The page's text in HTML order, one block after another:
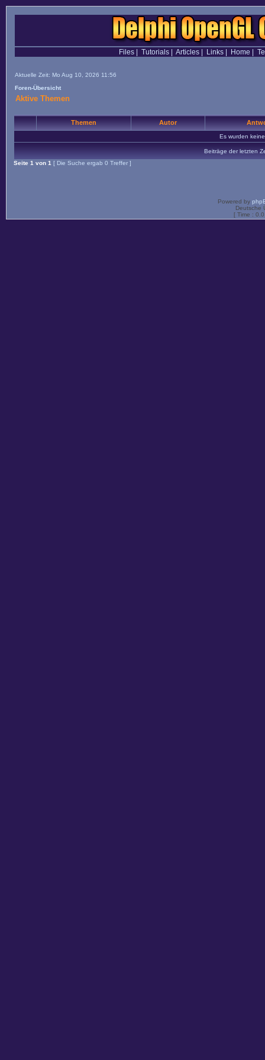
Files| Tutorials| Articles| Links| Home
Aktuelle Zeit: Mo Aug 10, 2026 11:56
Foren-Übersicht
Aktive Themen
Themen Autor
Es wurden
Beiträge der letzten
Seite 1 von 1 [ Die Suche ergab 0 Treffer ]
Powered by
Deutsche
[ Time :